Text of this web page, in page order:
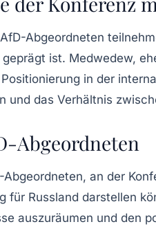
AfD-Abgeordneten
geprägt ist. Medwedew,
in der
und das Verhältnis
Abgeordneten
Abgeordneten, an der
für Russland darstellen
auszuräumen und den